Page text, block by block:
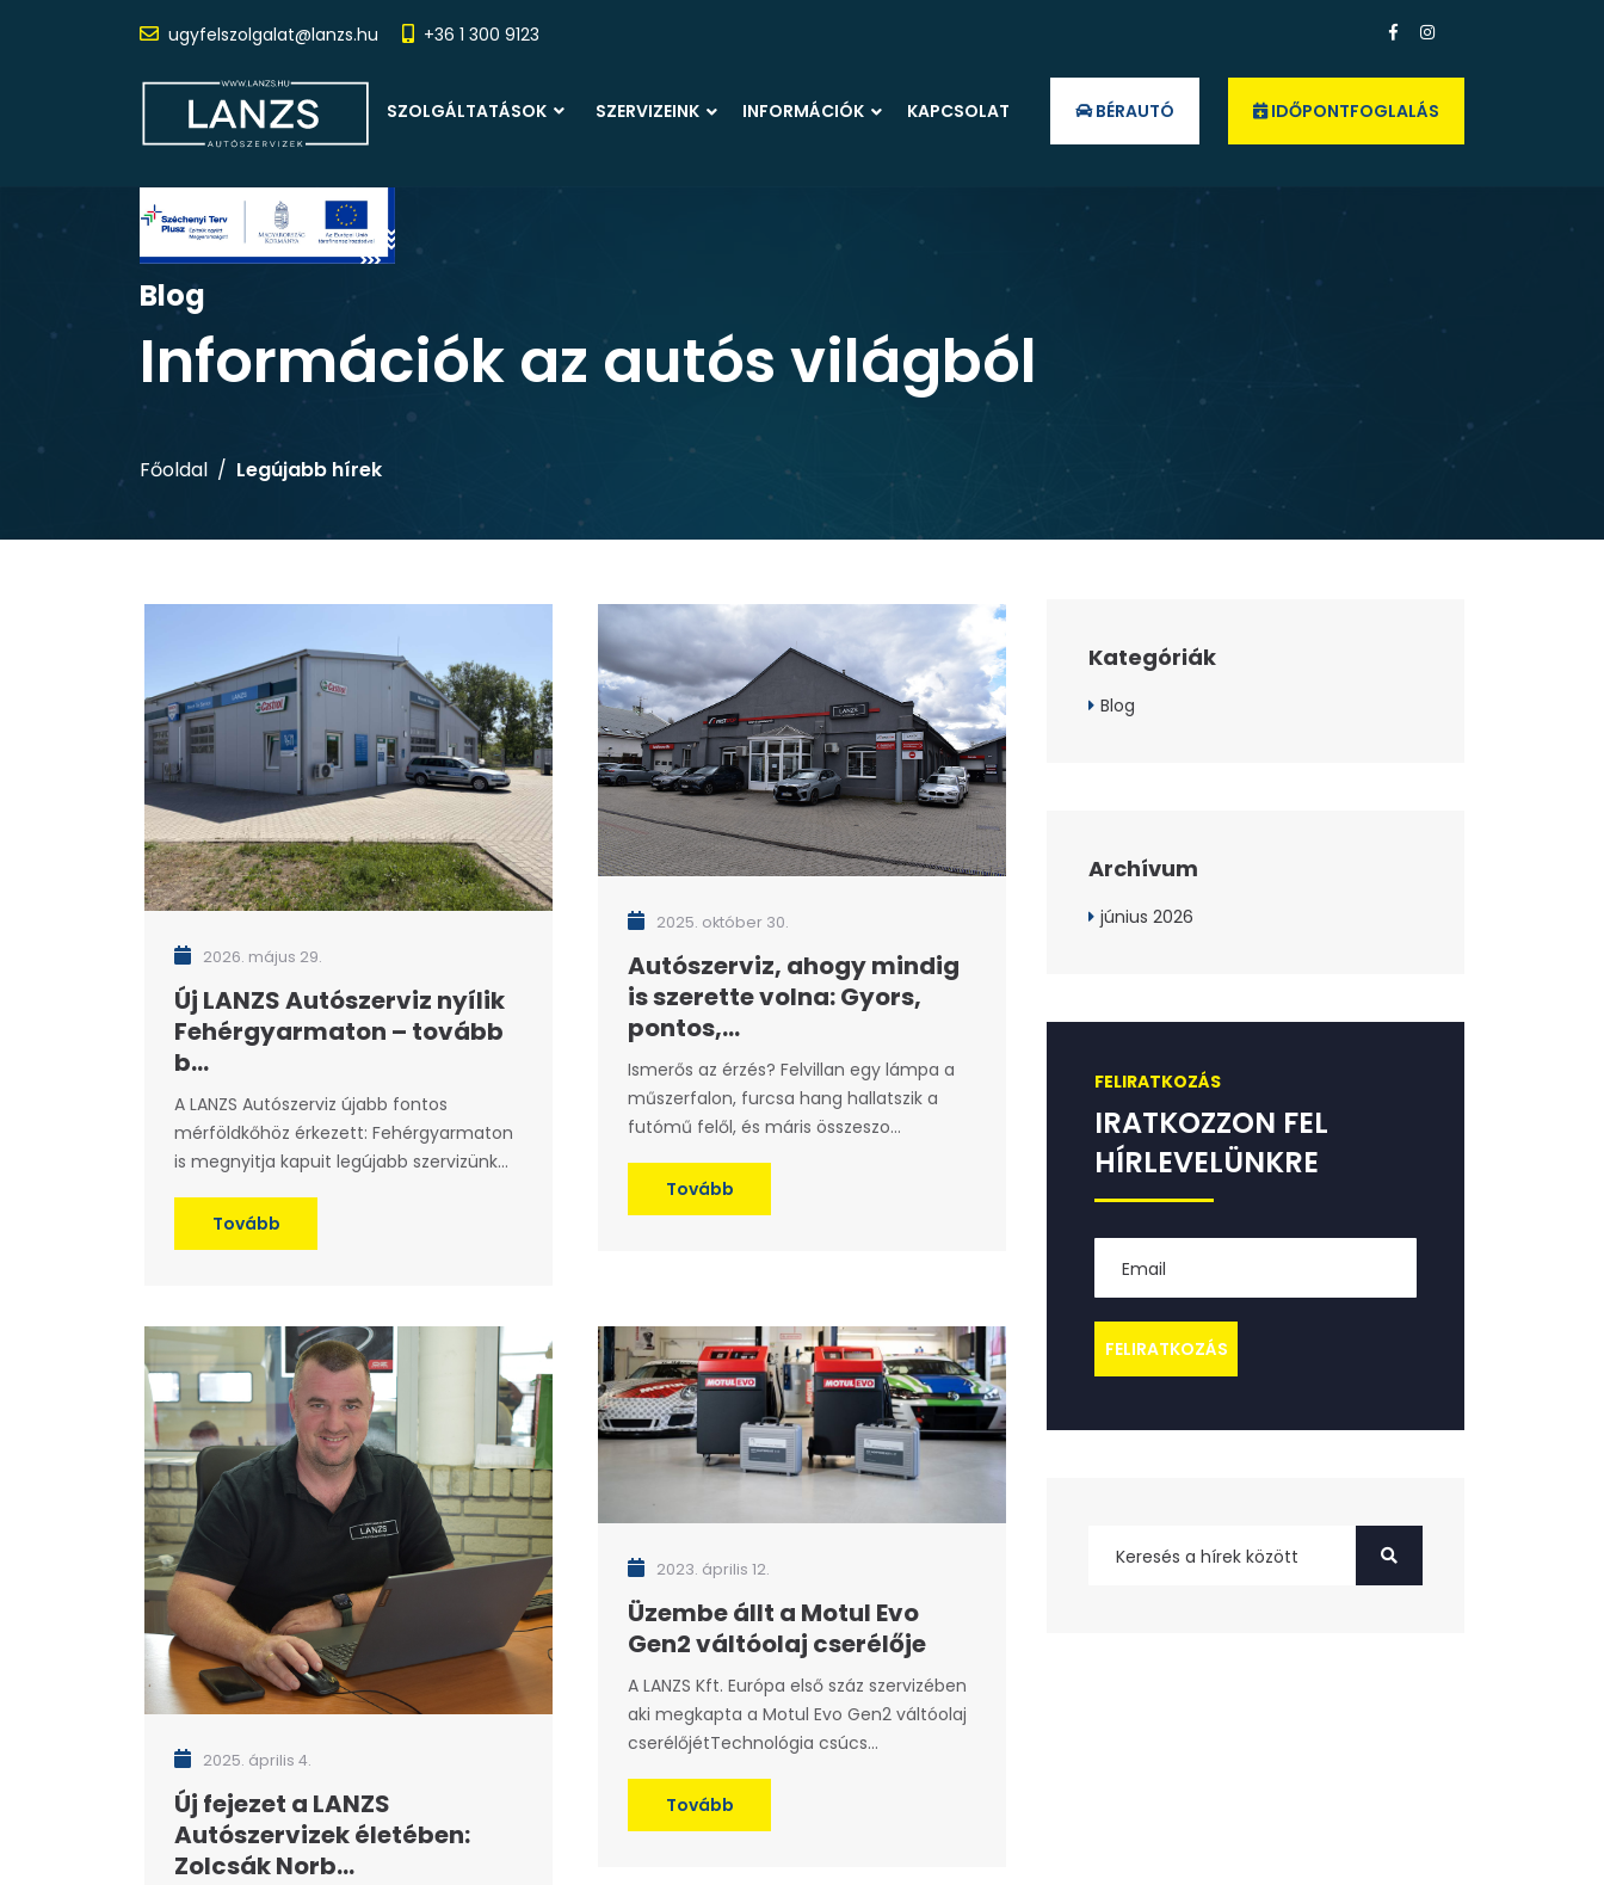
ugyfelszolgalat@lanzs.hu +36 1 300 9123
SZOLGÁLTATÁSOK SZERVIZEINK INFORMÁCIÓK KAPCSOLAT BÉRAUTÓ IDŐPONTFOGLALÁS
Blog
Információk az autós világból
Főoldal Legújabb hírek
2026. május 29.
Új LANZS Autószerviz nyílik
Fehérgyarmaton – tovább
b...
A LANZS Autószerviz újabb fontos
mérföldkőhöz érkezett: Fehérgyarmaton
is megnyitja kapuit legújabb szervizünk...
Tovább
2025. október 30.
Autószerviz, ahogy mindig
is szerette volna: Gyors,
pontos,...
Ismerős az érzés? Felvillan egy lámpa a
műszerfalon, furcsa hang hallatszik a
futómű felől, és máris összeszo...
Tovább
2025. április 4.
Új fejezet a LANZS
Autószervizek életében:
Zolcsák Norb...
2023. április 12.
Üzembe állt a Motul Evo
Gen2 váltóolaj cserélője
A LANZS Kft. Európa első száz szervizében
aki megkapta a Motul Evo Gen2 váltóolaj
cserélőjétTechnológia csúcs...
Tovább
Kategóriák
Blog
Archívum
június 2026
FELIRATKOZÁS
IRATKOZZON FEL
HÍRLEVELÜNKRE